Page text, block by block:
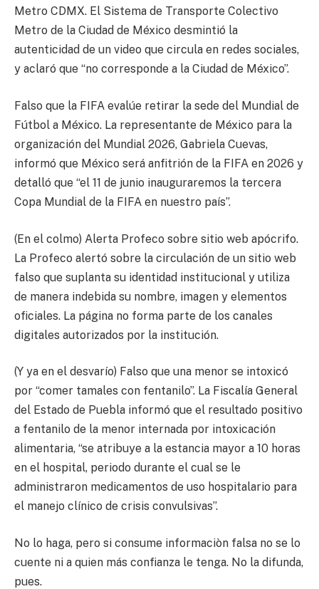
Metro CDMX. El Sistema de Transporte Colectivo
Metro de la Ciudad de México desmintió la
autenticidad de un video que circula en redes sociales,
y aclaró que “no corresponde a la Ciudad de México”.
Falso que la FIFA evalúe retirar la sede del Mundial de
Fútbol a México. La representante de México para la
organización del Mundial 2026, Gabriela Cuevas,
informó que México será anfitrión de la FIFA en 2026 y
detalló que “el 11 de junio inauguraremos la tercera
Copa Mundial de la FIFA en nuestro país”.
(En el colmo) Alerta Profeco sobre sitio web apócrifo.
La Profeco alertó sobre la circulación de un sitio web
falso que suplanta su identidad institucional y utiliza
de manera indebida su nombre, imagen y elementos
oficiales. La página no forma parte de los canales
digitales autorizados por la institución.
(Y ya en el desvarío) Falso que una menor se intoxicó
por “comer tamales con fentanilo”. La Fiscalía General
del Estado de Puebla informó que el resultado positivo
a fentanilo de la menor internada por intoxicación
alimentaria, “se atribuye a la estancia mayor a 10 horas
en el hospital, periodo durante el cual se le
administraron medicamentos de uso hospitalario para
el manejo clínico de crisis convulsivas”.
No lo haga, pero si consume informaciòn falsa no se lo
cuente ni a quien más confianza le tenga. No la difunda,
pues.